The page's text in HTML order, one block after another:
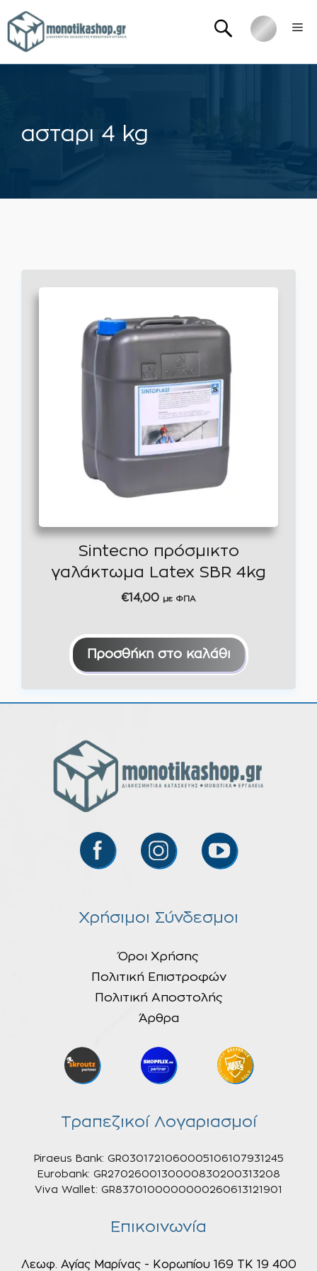
Μετάβαση
σε
περιεχόμενο
ασταρι 4 kg
Sintecno πρόσμικτο
γαλάκτωμα Latex SBR 4kg
€14,00 με ΦΠΑ
Προσθήκη στο καλάθι
Χρήσιμοι Σύνδεσμοι
Όροι Χρήσης
Πολιτική Επιστροφών
Πολιτική Αποστολής
Άρθρα
Τραπεζικοί Λογαριασμοί
Piraeus Bank: GR0301721060005106107931245
Eurobank: GR2702600130000830200313208
Viva Wallet: GR8370100000000260613121901
Επικοινωνία
Λεωφ. Αγίας Μαρίνας - Κορωπίου 169 ΤΚ 19 400